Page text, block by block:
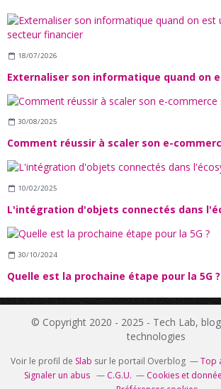
18/07/2026
30/08/2025
10/02/2025
L'intégration d'objets connectés dans
30/10/2024
Quelle est la prochaine étape pour la 5G ?
© Copyright 2020 - 2025 - Tech Lab,
technologies
Voir le profil de Slab sur le portail Overblog Top
Signaler un abus
C.G.U.
Cookies et